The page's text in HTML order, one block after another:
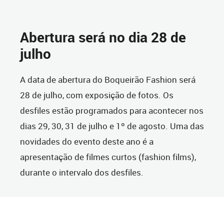
Abertura será no dia 28 de
julho
A data de abertura do Boqueirão Fashion será
28 de julho, com exposição de fotos. Os
desfiles estão programados para acontecer nos
dias 29, 30, 31 de julho e 1º de agosto. Uma das
novidades do evento deste ano é a
apresentação de filmes curtos (fashion films),
durante o intervalo dos desfiles.